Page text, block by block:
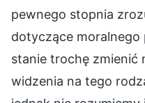
pewnego stopnia
dotyczące moralnego
stanie trochę zmienić
widzenia na tego